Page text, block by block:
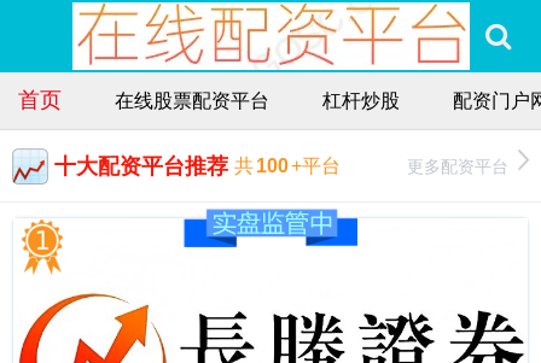
首页 在线股票配资平台 杠杆炒股 配资门户
十大配资平台推荐 共100+平台 更多配资平台